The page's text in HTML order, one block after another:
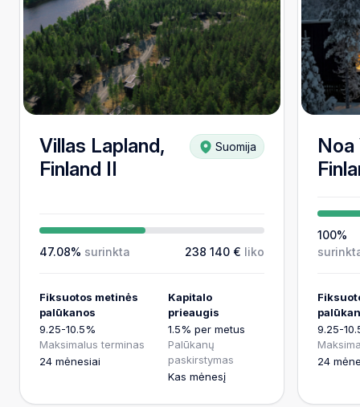
Villas Lapland,
Finland II
Suomija
47.08% surinkta 238 140 € liko
Fiksuotos metinės
palūkanos
9.25-10.5%
Kapitalo
prieaugis
1.5% per metus
Maksimalus terminas
24 mėnesiai
Palūkanų
paskirstymas
Kas mėnesį
Noa
100%
9.25-
24